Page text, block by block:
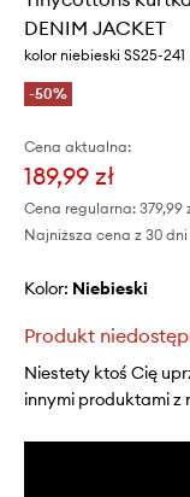
DENIM JACKET
kolor niebieski SS25-241
-50%
Cena aktualna:
189,99 zł
Cena regularna: 379,99
Najniższa cena z 30
Kolor: niebieski
Produkt
Niestety ktoś Cię
innymi produktami z